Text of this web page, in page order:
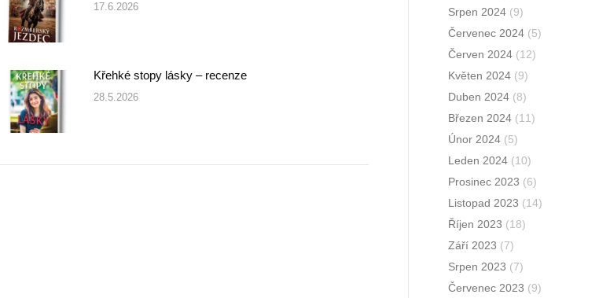
17.6.2026
Křehké stopy lásky – recenze
28.5.2026
Srpen 2024 (9)
Červenec 2024 (5)
Červen 2024 (12)
Květen 2024 (9)
Duben 2024 (8)
Březen 2024 (11)
Únor 2024 (5)
Leden 2024 (10)
Prosinec 2023 (6)
Listopad 2023 (14)
Říjen 2023 (18)
Září 2023 (7)
Srpen 2023 (7)
Červenec 2023 (9)